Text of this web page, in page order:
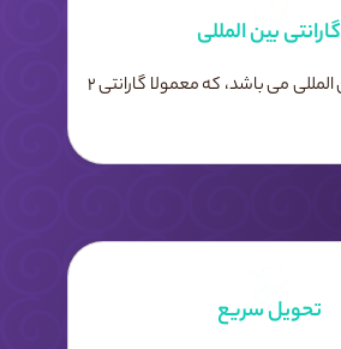
گارانتی بین المللی
دارای گارانتی بین المللی می باشد، که معمولا گارانتی 2
تحویل سریع